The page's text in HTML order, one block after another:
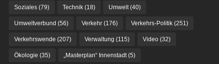
Soziales(79) Technik(18) Umwelt(40)
Umweltverbund (56) Verkehr(176) Verkehrs-Politik(251)
Verkehrswende (207) Verwaltung (115) Video(32)
Ökologie (35) „Masterplan“ Innenstadt(5)